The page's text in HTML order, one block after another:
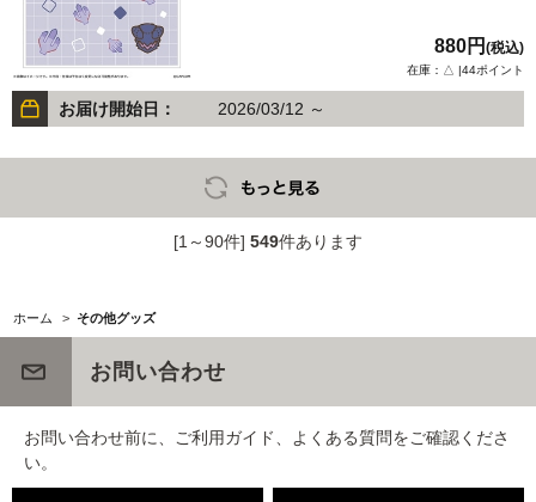
880円 (税込)
在庫：△ |44ポイント
お届け開始日： 2026/03/12 ～
[1～90件] 549件あります
ホーム > その他グッズ
お問い合わせ
お問い合わせ前に、ご利用ガイド、よくある質問をご確認くださ
い。